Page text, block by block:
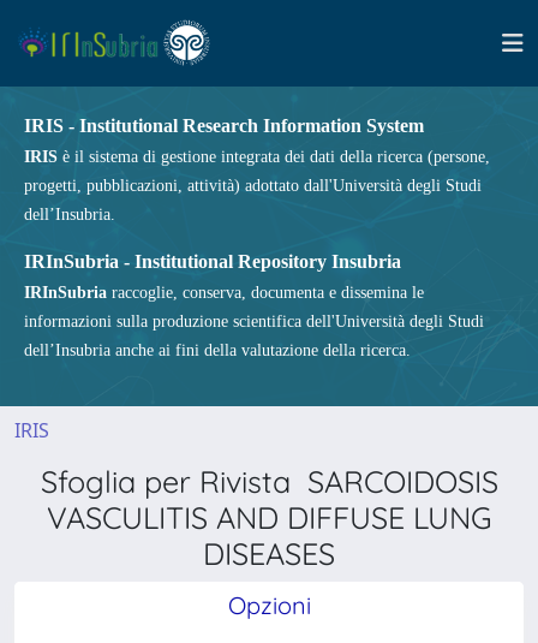
IRIS - Institutional Research Information System
IRIS è il sistema di gestione integrata dei dati della ricerca (persone,
progetti, pubblicazioni, attività) adottato dall'Università degli Studi
dell’Insubria.
IRInSubria - Institutional Repository Insubria
IRInSubria raccoglie, conserva, documenta e dissemina le
informazioni sulla produzione scientifica dell'Università degli Studi
dell’Insubria anche ai fini della valutazione della ricerca.
IRIS
Sfoglia per Rivista SARCOIDOSIS
VASCULITIS AND DIFFUSE LUNG
DISEASES
Opzioni